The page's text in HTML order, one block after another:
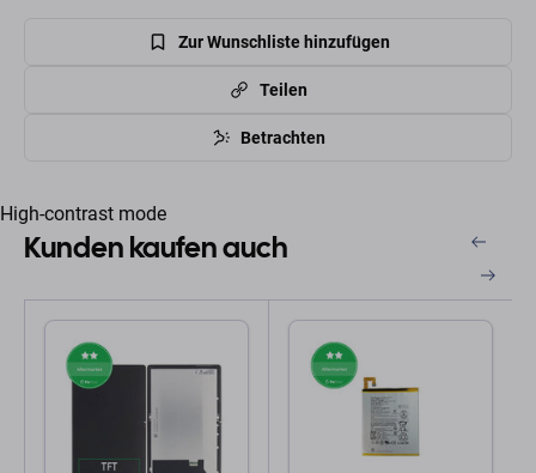
Zur Wunschliste hinzufügen
Teilen
Betrachten
High-contrast mode
Kunden kaufen auch